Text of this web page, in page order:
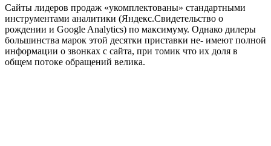
Сайты лидеров продаж «укомплектованы» стандартными
инструментами аналитики (Яндекс.Свидетельство о
рождении и Google Analytics) по максимуму. Однако дилеры
большинства марок этой десятки приставки не- имеют полной
информации о звонках с сайта, при томик что их доля в
общем потоке обращений велика.